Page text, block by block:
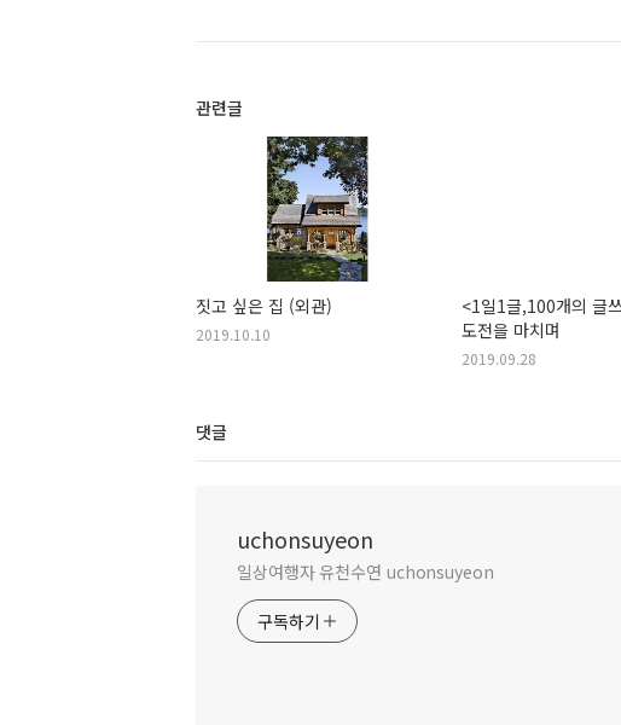
관련글
짓고 싶은 집 (외관)
2019.10.10
<1일1글,100개의 글
도전을 마치며
2019.09.28
댓글
uchonsuyeon
일상여행자 유천수연 uchonsuyeon
구독하기